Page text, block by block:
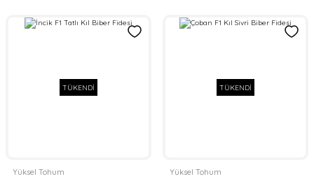
TÜKENDİ
Yüksel Tohum
TÜKENDİ
Yüksel Tohum